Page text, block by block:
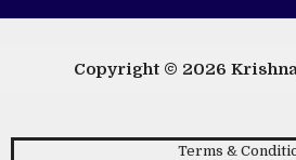
Copyright © 2026
Terms &